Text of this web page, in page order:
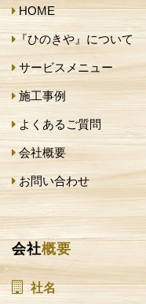
HOME
『ひのきや』について
サービスメニュー
施工事例
よくあるご質問
会社概要
お問い合わせ
会社概要
社名